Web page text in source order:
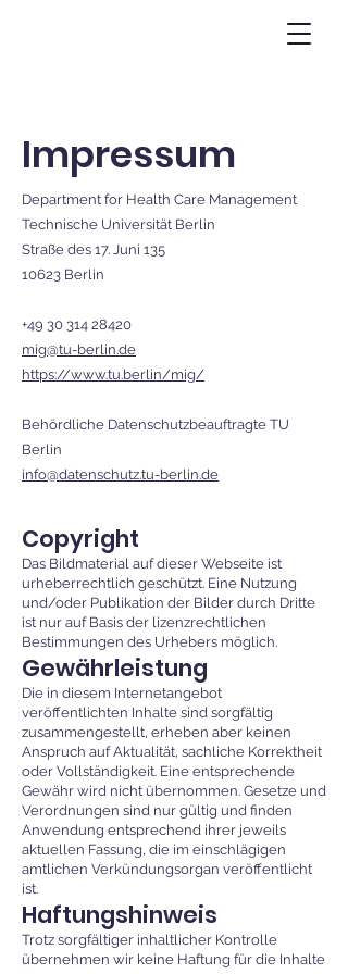
Impressum
Department for Health Care Management
Technische Universität Berlin
Straße des 17. Juni 135
10623 Berlin
+49 30 314 28420
mig@tu-berlin.de
https://www.tu.berlin/mig/
Behördliche Datenschutzbeauftragte TU
Berlin
info@datenschutz.tu-berlin.de
Copyright
Das Bildmaterial auf dieser Webseite ist
urheberrechtlich geschützt. Eine Nutzung
und/oder Publikation der Bilder durch Dritte
ist nur auf Basis der lizenzrechtlichen
Bestimmungen des Urhebers möglich.
Gewährleistung
Die in diesem Internetangebot
veröffentlichten Inhalte sind sorgfältig
zusammengestellt, erheben aber keinen
Anspruch auf Aktualität, sachliche Korrektheit
oder Vollständigkeit. Eine entsprechende
Gewähr wird nicht übernommen. Gesetze und
Verordnungen sind nur gültig und finden
Anwendung entsprechend ihrer jeweils
aktuellen Fassung, die im einschlägigen
amtlichen Verkündungsorgan veröffentlicht
ist.
Haftungshinweis
Trotz sorgfältiger inhaltlicher Kontrolle
übernehmen wir keine Haftung für die Inhalte